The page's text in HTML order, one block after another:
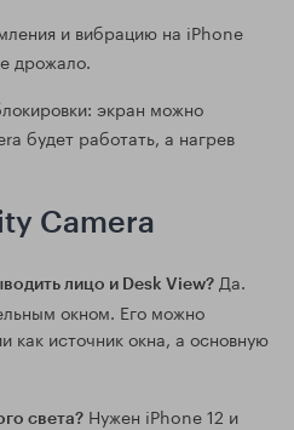
и вибрацию на iPhone
дрожало.
экран можно
будет работать, а нагрев
Camera
лицо и Desk View? Да.
окном. Его можно
как источник окна, а основную
света? Нужен iPhone 12 и